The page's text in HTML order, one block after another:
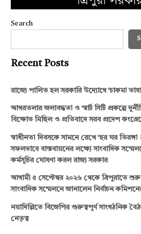
Search
Recent Posts
রাজ্যে পালিত হল সরকারি উদ্যোগে ‘চাকমা
আগরতলার জলাবদ্ধতা ও স্মার্ট সিটি প্রকল্পে
বিক্ষোভ মিছিল ও প্রতিবাদে সরব প্রদেশ
স্বাধীনতা দিবসকে সামনে রেখে ‘হর ঘর তিরঙ্গা
সফলভাবে বাস্তবায়নের লক্ষ্যে সাংবাদিক
কর্মসূচির ঘোষণা করল রাজ্য সরকার
আগামী ৫ সেপ্টেম্বর ২০২৬ থেকে ত্রিপুরাতে শুরু
সাংবাদিক সম্মেলনে জানালেন নির্বাচন
নয়াদিল্লিতে বিজেপির গুরুত্বপূর্ণ সাংগঠনিক
নেতৃত্ব